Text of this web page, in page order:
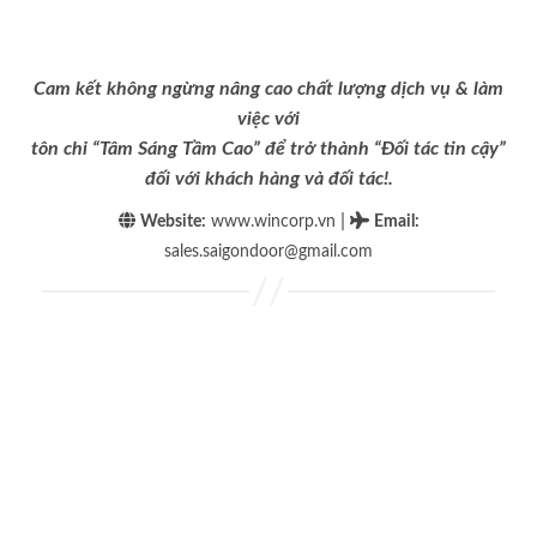
Cam kết không ngừng nâng cao chất lượng dịch vụ & làm
việc với
tôn chỉ “Tâm Sáng Tầm Cao” để trở thành “Đối tác tin cậy”
đối với khách hàng và đối tác!.
Website: www.wincorp.vn Email :
sales.saigondoor@gmail.com